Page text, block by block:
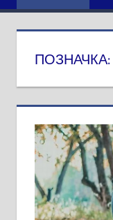
ПОЗНАЧКА: